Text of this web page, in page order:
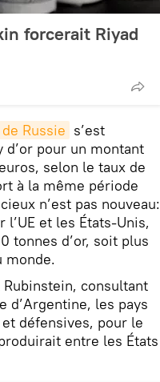
forcerait Riyad
Russie s’est
pour un montant
selon le taux de
à la même période
n’est pas nouveau:
l’UE et les États-Unis,
tonnes d’or, soit plus
monde.
consultant
d’Argentine, les pays
défensives, pour le
entre les États